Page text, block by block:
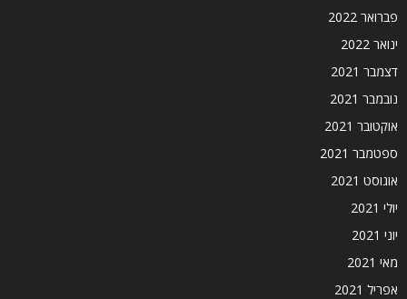
פברואר 2022
ינואר 2022
דצמבר 2021
נובמבר 2021
אוקטובר 2021
ספטמבר 2021
אוגוסט 2021
יולי 2021
יוני 2021
מאי 2021
אפריל 2021